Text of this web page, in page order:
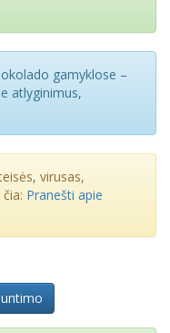
gamyklose –
atlyginimus,
virusas,
Pranešti apie